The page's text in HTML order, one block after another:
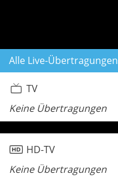
Alle Live-Übertragungen
TV
Keine Übertragungen
HD-TV
Keine Übertragungen